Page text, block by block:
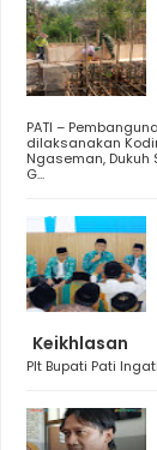
PATI –
dilaksanakan
Ngaseman, Dukuh
G...
Keikhlasan
Plt Bupati Pati